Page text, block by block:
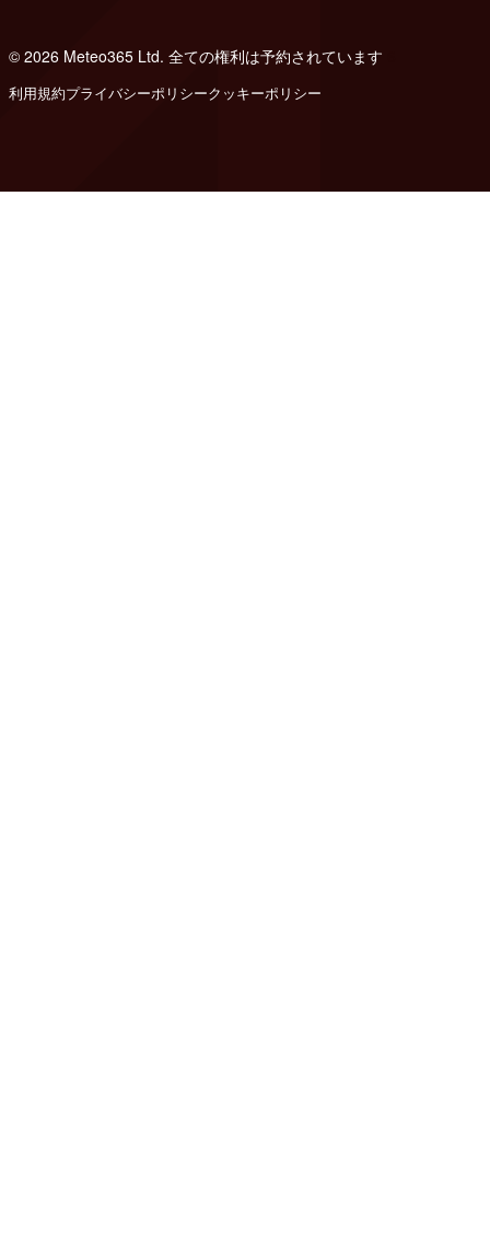
© 2026 Meteo365 Ltd. 全ての権利は予約されています
利用規約プライバシーポリシークッキーポリシー